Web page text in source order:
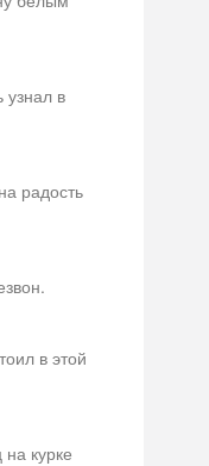
узнал в
радость
в этой
курке